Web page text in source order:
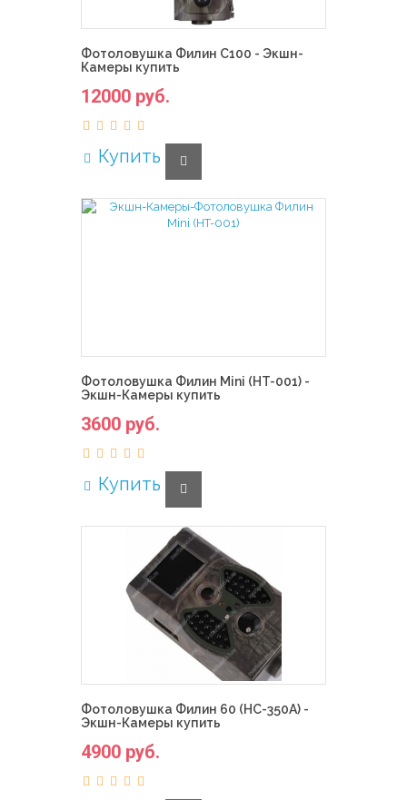
Фотоловушка Филин С100 - Экшн-
Камеры купить
12000 руб.
Купить
Фотоловушка Филин Mini (HT-001) -
Экшн-Камеры купить
3600 руб.
Купить
Фотоловушка Филин 60 (HC-350A) -
Экшн-Камеры купить
4900 руб.